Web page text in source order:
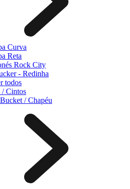
Curva
Reta
Rock City
- Redinha
todos
/ Cintos
/ Chapéu